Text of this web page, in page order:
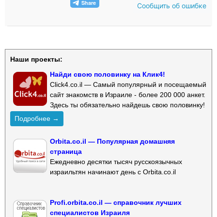
Сообщить об ошибке
Наши проекты:
Найди свою половинку на Клик4!
Click4.co.il — Самый популярный и посещаемый
сайт знакомств в Израиле - более 200 000 анкет.
Здесь ты обязательно найдешь свою половинку!
Подробнее →
Orbita.co.il — Популярная домашняя
страница
Ежедневно десятки тысяч русскоязычных
израильтян начинают день с Orbita.co.il
Profi.orbita.co.il — справочник лучших
специалистов Израиля